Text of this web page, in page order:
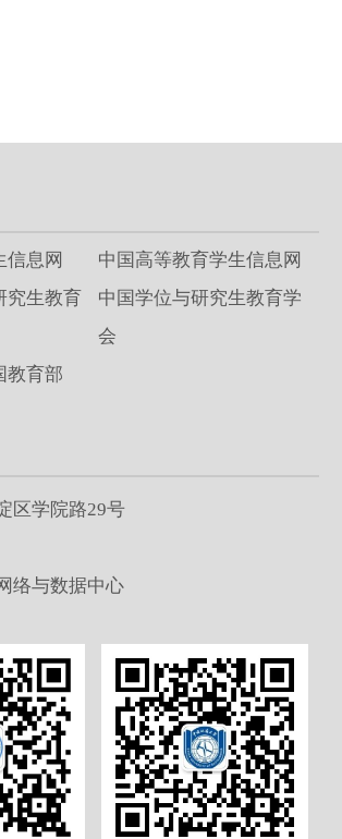
信息网
中国高等教育学生信息网
究生教育
中国学位与研究生教育学
会
教育部
区学院路29号
络与数据中心